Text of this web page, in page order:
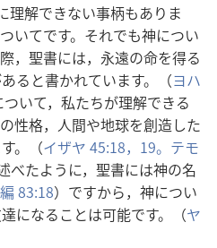
理解できない事柄もありま
いてです。それでも神につい
際， 聖書には， 永遠の命を得る
ると書かれています。（ヨハ
ついて， 私たちが理解できる
の性格， 人間や地球を創造した
。（イザヤ 45:18，19。 テモ
べたように， 聖書には神の名
編 83:18）ですから， 神につい
達になることは可能です。（ヤ